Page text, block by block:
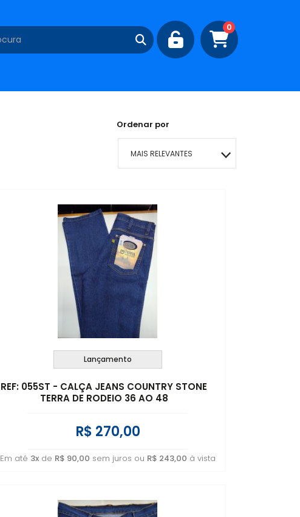
0
Ordenar por
MAIS RELEVANTES
MENOR PREÇO
MAIOR PREÇO
A - Z
Lançamento
REF: 055ST - CALÇA JEANS COUNTRY STONE
TERRA DE RODEIO 36 AO 48
R$ 270,00
Em até 3xde R$ 90,00 sem juros ou R$ 243,00 à vista